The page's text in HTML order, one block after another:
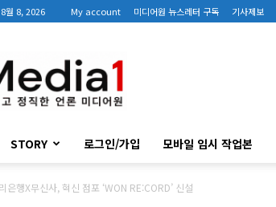
월 8, 2026 My account 미디어원 뉴스레터 구독 기사제보
디
어
원
STORY 로그인/가입 모바일 임시 작업본
은행X무신사, 혁신 점포 ‘WON RE:CORD’ 신설